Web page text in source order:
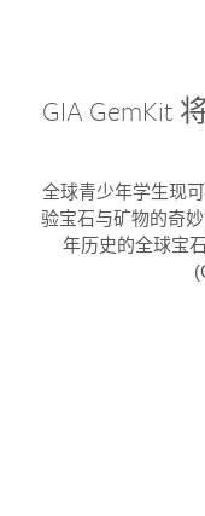
GIA GemKit
全球青少年学生现
验宝石与矿物的奇
年历史的全球宝